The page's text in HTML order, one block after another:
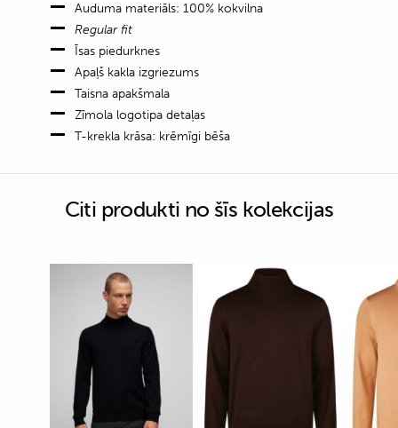
Auduma materiāls: 100% kokvilna
Regular fit
Īsas piedurknes
Apaļš kakla izgriezums
Taisna apakšmala
Zīmola logotipa detaļas
T-krekla krāsa: krēmīgi bēša
Citi produkti no šīs kolekcijas